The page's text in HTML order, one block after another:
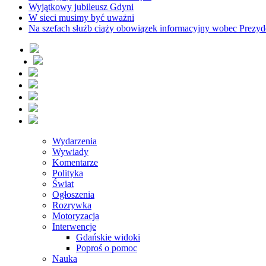
Wyjątkowy jubileusz Gdyni
W sieci musimy być uważni
Na szefach służb ciąży obowiązek informacyjny wobec
Wydarzenia
Wywiady
Komentarze
Polityka
Świat
Ogłoszenia
Rozrywka
Motoryzacja
Interwencje
Gdańskie widoki
Poproś o pomoc
Nauka